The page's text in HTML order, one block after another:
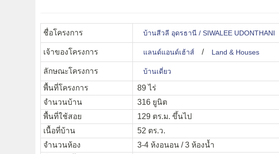
ชื่อโครงการ บ้านสีวลี อุดรธานี / SIWALEE UDONTHANI
เจ้าของโครงการ แลนด์แอนด์เฮ้าส์ / Land & Houses
ลักษณะโครงการ บ้านเดี่ยว
พื้นที่โครงการ
89 ไร่
จำนวนบ้าน
316 ยูนิต
พื้นที่ใช้สอย
129 ตร.ม. ขึ้นไป
เนื้อที่บ้าน
52 ตร.ว.
จำนวนห้อง
3-4 ห้งอนอน / 3 ห้องน้ำ